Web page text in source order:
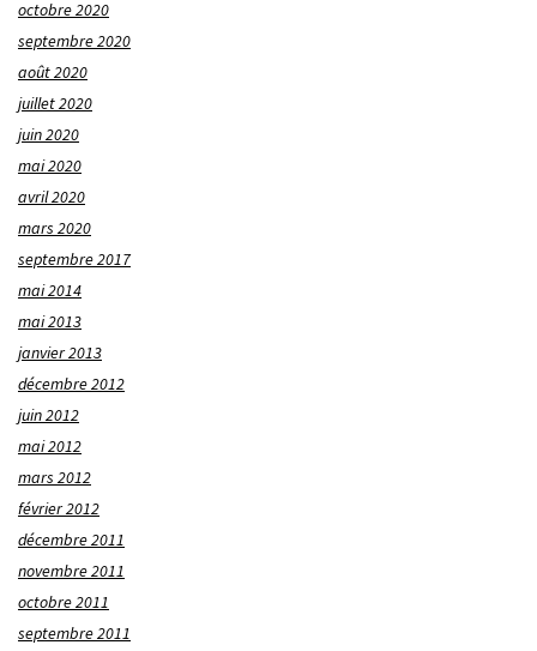
octobre 2020
septembre 2020
août 2020
juillet 2020
juin 2020
mai 2020
avril 2020
mars 2020
septembre 2017
mai 2014
mai 2013
janvier 2013
décembre 2012
juin 2012
mai 2012
mars 2012
février 2012
décembre 2011
novembre 2011
octobre 2011
septembre 2011